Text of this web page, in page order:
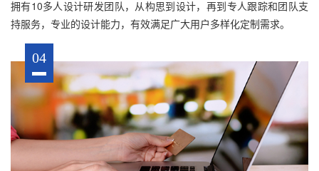
拥有10多人设计研发团队，从构思到设计，再到专人跟踪和团队支
持服务，专业的设计能力，有效满足广大用户多样化定制需求。
04